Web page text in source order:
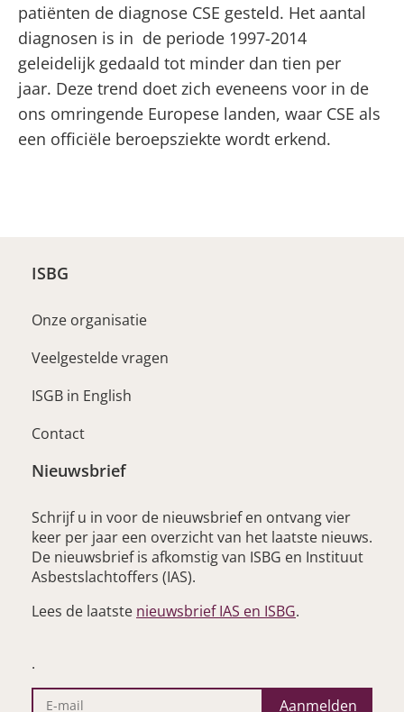
patiënten de diagnose CSE gesteld. Het aantal
diagnosen is in de periode 1997-2014
geleidelijk gedaald tot minder dan tien per
jaar. Deze trend doet zich eveneens voor in de
ons omringende Europese landen, waar CSE als
een officiële beroepsziekte wordt erkend.
ISBG
Onze organisatie
Veelgestelde vragen
ISGB in English
Contact
Nieuwsbrief
Schrijf u in voor de nieuwsbrief en ontvang vier
keer per jaar een overzicht van het laatste nieuws.
De nieuwsbrief is afkomstig van ISBG en Instituut
Asbestslachtoffers (IAS).
Lees de laatste nieuwsbrief IAS en ISBG– opent
.
.
Aanmelden